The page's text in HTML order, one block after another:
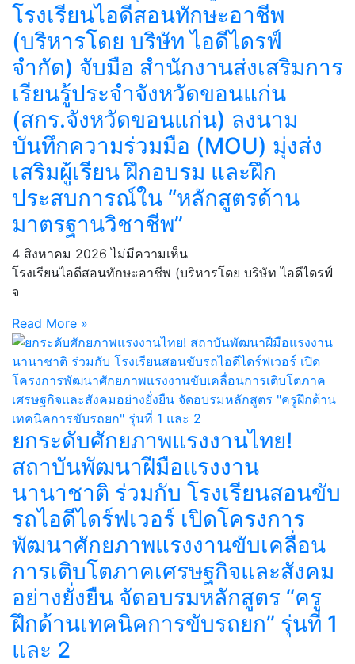
โรงเรียนไอดีสอนทักษะอาชีพ
(บริหารโดย บริษัท ไอดีไดรฟ์
จำกัด) จับมือ สำนักงานส่งเสริมการ
เรียนรู้ประจำจังหวัดขอนแก่น
(สกร.จังหวัดขอนแก่น) ลงนาม
บันทึกความร่วมมือ (MOU) มุ่งส่ง
เสริมผู้เรียน ฝึกอบรม และฝึก
ประสบการณ์ใน “หลักสูตรด้าน
มาตรฐานวิชาชีพ”
4 สิงหาคม 2026ไม่มีความเห็น
โรงเรียนไอดีสอนทักษะอาชีพ (บริหารโดย บริษัท ไอดีไดรฟ์
จ
Read More »
ยกระดับศักยภาพแรงงานไทย!
สถาบันพัฒนาฝีมือแรงงาน
นานาชาติ ร่วมกับ โรงเรียนสอนขับ
รถไอดีไดร์ฟเวอร์ เปิดโครงการ
พัฒนาศักยภาพแรงงานขับเคลื่อน
การเติบโตภาคเศรษฐกิจและสังคม
อย่างยั่งยืน จัดอบรมหลักสูตร “ครู
ฝึกด้านเทคนิคการขับรถยก” รุ่นที่ 1
และ 2